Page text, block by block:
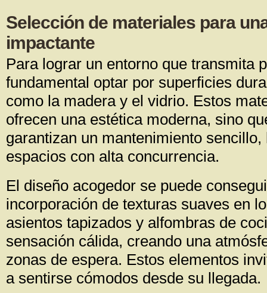
Selección de materiales para
impactante
Para lograr un entorno que transmita
fundamental optar por superficies
como la madera y el vidrio. Estos
ofrecen una estética moderna, sino
garantizan un mantenimiento
espacios con alta concurrencia.
El diseño acogedor se puede
incorporación de texturas suaves en
asientos tapizados y alfombras de
sensación cálida, creando una
zonas de espera. Estos elementos
a sentirse cómodos desde su llegada.